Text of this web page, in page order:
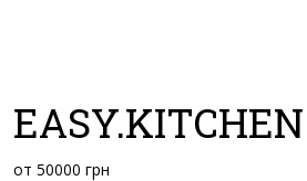
EASY.KITCHEN
от 50000 грн